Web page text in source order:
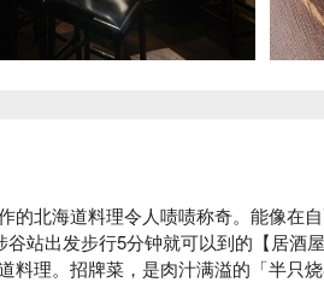
的北海道料理令人啧啧称奇。能像在
站出发步行5分钟就可以到的【居酒
料理。招牌菜，是肉汁满溢的「半只